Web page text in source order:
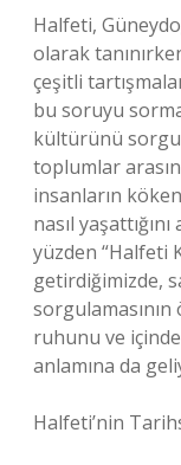
Halfeti,
olarak
çeşitli
bu soruyu
kültürünü
toplumlar
insanların
nasıl
yüzden “Halfeti
getirdiğimizde,
ruhunu ve içinde
anlamına da
Halfeti’nin